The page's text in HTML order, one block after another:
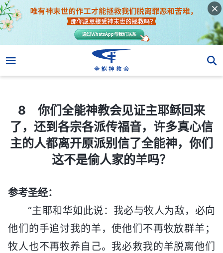
8 你们全能神教会见证主耶稣回来
了，还到各宗各派传福音，许多真心信
主的人都离开原派别信了全能神，你们
这不是偷人家的羊吗？
参考圣经：
“主耶和华如此说：我必与牧人为敌，必向
他们的手追讨我的羊，使他们不再牧放群羊；
牧人也不再牧养自己。我必救我的羊脱离他们